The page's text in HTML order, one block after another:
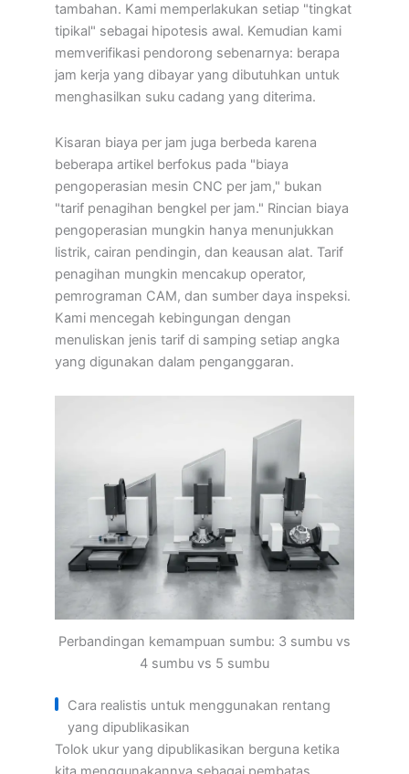
tambahan. Kami memperlakukan setiap "tingkat
tipikal" sebagai hipotesis awal. Kemudian kami
memverifikasi pendorong sebenarnya: berapa
jam kerja yang dibayar yang dibutuhkan untuk
menghasilkan suku cadang yang diterima.
Kisaran biaya per jam juga berbeda karena
beberapa artikel berfokus pada "biaya
pengoperasian mesin CNC per jam," bukan
"tarif penagihan bengkel per jam." Rincian biaya
pengoperasian mungkin hanya menunjukkan
listrik, cairan pendingin, dan keausan alat. Tarif
penagihan mungkin mencakup operator,
pemrograman CAM, dan sumber daya inspeksi.
Kami mencegah kebingungan dengan
menuliskan jenis tarif di samping setiap angka
yang digunakan dalam penganggaran.
Perbandingan kemampuan sumbu: 3 sumbu vs
4 sumbu vs 5 sumbu
Cara realistis untuk menggunakan rentang
yang dipublikasikan
Tolok ukur yang dipublikasikan berguna ketika